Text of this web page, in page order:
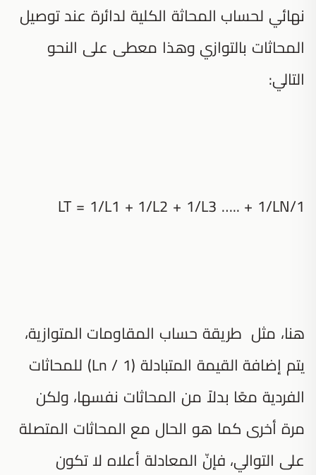
نهائي لحساب المحاثة الكلية لدائرة عند توصيل
المحاثات بالتوازي وهذا معطى على النحو
التالي:
1/LT = 1/L1 + 1/L2 + 1/L3 ….. + 1/LN
هنا، مثل طريقة حساب المقاومات المتوازية،
يتم إضافة القيمة المتبادلة (1 / Ln) للمحاثات
الفردية معًا بدلاً من المحاثات نفسها، ولكن
مرة أخرى كما هو الحال مع المحاثات المتصلة
على التوالي، فإنّ المعادلة أعلاه لا تكون